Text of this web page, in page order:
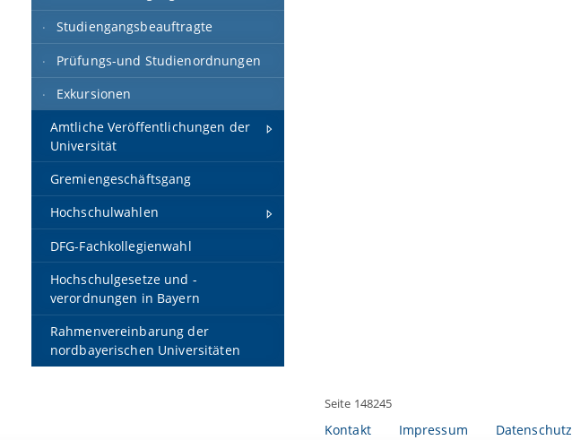
Studiengangsbeauftragte
Prüfungs-und Studienordnungen
Exkursionen
Amtliche Veröffentlichungen der
Universität
Gremiengeschäftsgang
Hochschulwahlen
DFG-Fachkollegienwahl
Hochschulgesetze und -
verordnungen in Bayern
Rahmenvereinbarung der
nordbayerischen Universitäten
Seite 148245
Kontakt Impressum Datenschutz